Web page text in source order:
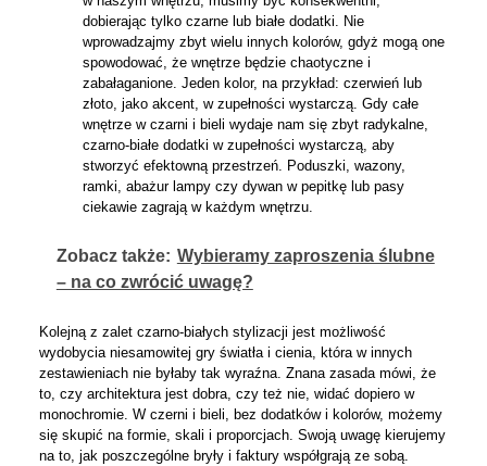
dobierając tylko czarne lub białe dodatki. Nie
wprowadzajmy zbyt wielu innych kolorów, gdyż mogą one
spowodować, że wnętrze będzie chaotyczne i
zabałaganione. Jeden kolor, na przykład: czerwień lub
złoto, jako akcent, w zupełności wystarczą. Gdy całe
wnętrze w czarni i bieli wydaje nam się zbyt radykalne,
czarno-białe dodatki w zupełności wystarczą, aby
stworzyć efektowną przestrzeń. Poduszki, wazony,
ramki, abażur lampy czy dywan w pepitkę lub pasy
ciekawie zagrają w każdym wnętrzu.
Zobacz także: Wybieramy zaproszenia ślubne
– na co zwrócić uwagę?
Kolejną z zalet czarno-białych stylizacji jest możliwość
wydobycia niesamowitej gry światła i cienia, która w innych
zestawieniach nie byłaby tak wyraźna. Znana zasada mówi, że
to, czy architektura jest dobra, czy też nie, widać dopiero w
monochromie. W czerni i bieli, bez dodatków i kolorów, możemy
się skupić na formie, skali i proporcjach. Swoją uwagę kierujemy
na to, jak poszczególne bryły i faktury współgrają ze sobą.